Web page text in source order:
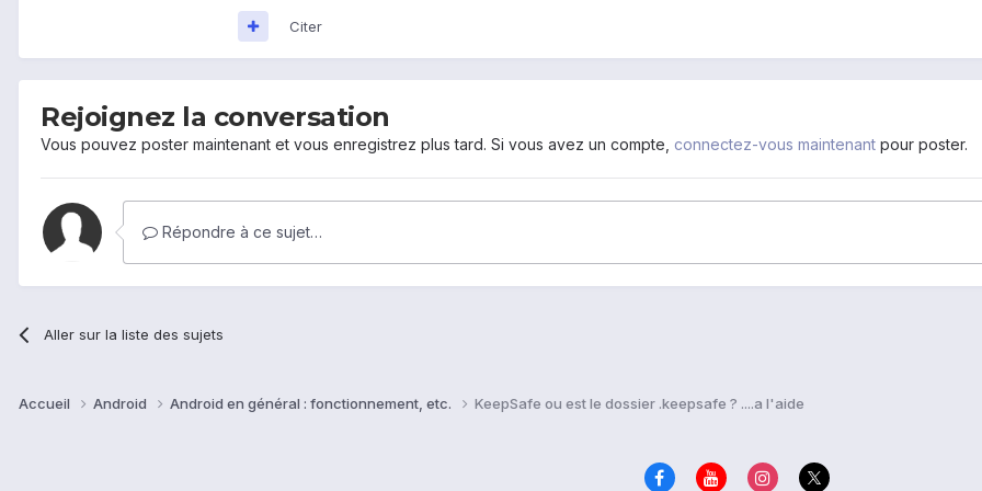
Citer
Rejoignez la conversation
Vous pouvez poster maintenant et vous enregistrez plus tard. Si vous avez un compte, connectez-vous maintenant pour poster.
Répondre à ce sujet…
Aller sur la liste des sujets
Accueil Android Android en général : fonctionnement, etc. KeepSafe ou est le dossier .keepsafe ? ....a l'aide